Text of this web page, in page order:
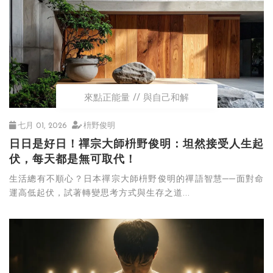
來點正能量 與自己和解
七月 01, 2026 枡野俊明
日日是好日！禪宗大師枡野俊明：坦然接受人生起
伏，每天都是無可取代！
生活總有不順心？日本禪宗大師枡野俊明的禪語智慧──面對命
運高低起伏，試著轉變思考方式與生存之道...